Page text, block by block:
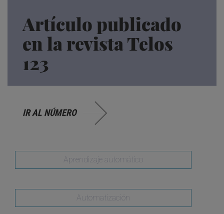
Artículo publicado
en la revista Telos
123
IR AL NÚMERO
Aprendizaje automático
Automatización